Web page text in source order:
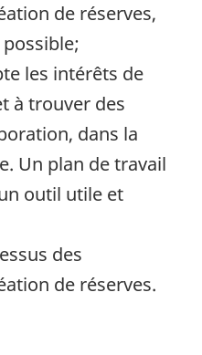
de réserves,
les intérêts de
à trouver des
dans la
Un plan de travail
outil utile et
des
de réserves.